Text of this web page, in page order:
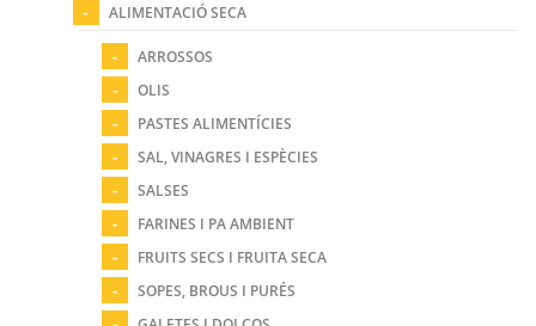
ALIMENTACIÓ SECA
ARROSSOS
OLIS
PASTES ALIMENTÍCIES
SAL, VINAGRES I ESPÈCIES
SALSES
FARINES I PA AMBIENT
FRUITS SECS I FRUITA SECA
SOPES, BROUS I PURÉS